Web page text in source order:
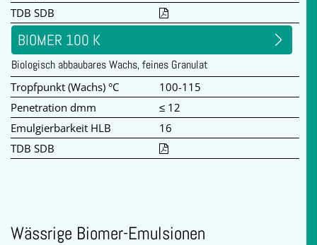
TDB SDB
BIOMER 100 K
Biologisch abbaubares Wachs, feines Granulat
Tropfpunkt (Wachs) °C
100-115
Penetration dmm
≤ 12
Emulgierbarkeit HLB
16
TDB SDB
Wässrige Biomer-Emulsionen